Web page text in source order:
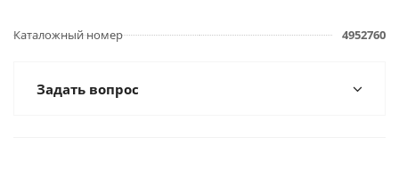
Каталожный номер 4952760
Задать вопрос